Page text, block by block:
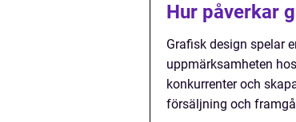
Hur påverkar
Grafisk design spelar
uppmärksamheten
konkurrenter och
försäljning och